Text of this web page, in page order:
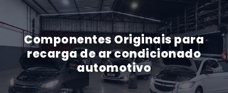
Componentes Originais para
recarga de ar condicionado
automotivo